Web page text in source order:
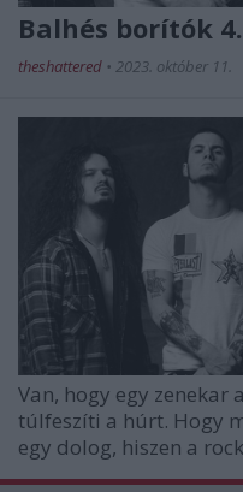
Balhés borítók 4.
theshattered • 2023. október 11.
Van, hogy egy
túlfeszíti a húrt. Hogy
egy dolog, hiszen a